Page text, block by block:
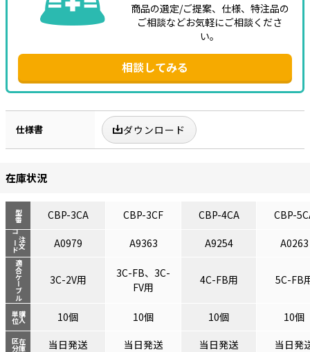
商品の選定/ご提案、仕様、特注品の
ご相談などお気軽にご相談くださ
い。
相談してみる
仕様書 ダウンロード
在庫状況
型番
注文
コード
適合ケーブル
購入
単位
在庫
区分
CBP-3CA CBP-3CF CBP-4CA CBP-
A0979 A9363 A9254 A0263
3C-2V用
3C-FB、3C-
FV用
4C-FB用 5C-FB
10個 10個 10個
10個
当日発送
当日発送 当日発送
当日発